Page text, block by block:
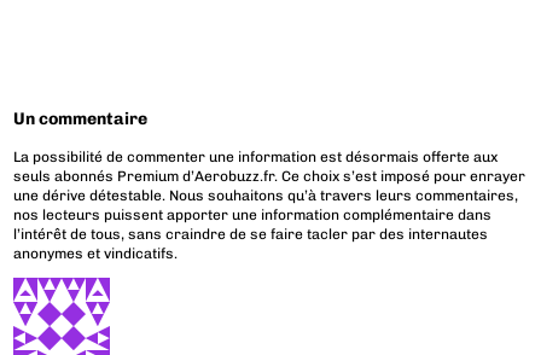
Un commentaire
La possibilité de commenter une information est désormais offerte aux
seuls abonnés Premium d’Aerobuzz.fr. Ce choix s’est imposé pour enrayer
une dérive détestable. Nous souhaitons qu’à travers leurs commentaires,
nos lecteurs puissent apporter une information complémentaire dans
l’intérêt de tous, sans craindre de se faire tacler par des internautes
anonymes et vindicatifs.